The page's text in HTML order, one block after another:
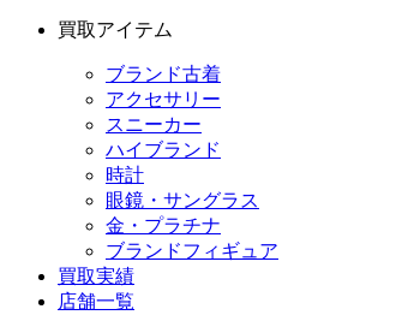
買取アイテム
ブランド古着
アクセサリー
スニーカー
ハイブランド
時計
眼鏡・サングラス
金・プラチナ
ブランドフィギュア
買取実績
店舗一覧